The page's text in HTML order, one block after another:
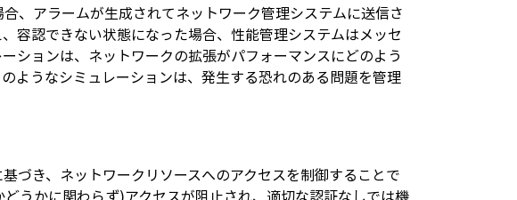
、アラームが生成されてネットワーク管理システムに送信さ
容認できない状態になった場合、性能管理システムはメッセ
ションは、ネットワークの拡張がパフォーマンスにどのよう
ようなシミュレーションは、発生する恐れのある問題を管理
づき、ネットワークリソースへのアクセスを制御することで
うかに関わらず)アクセスが阻止され、適切な認証なしでは機